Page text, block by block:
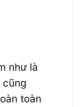
như là
cũng
toàn